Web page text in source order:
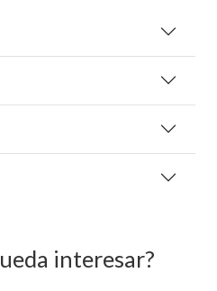
interesar?